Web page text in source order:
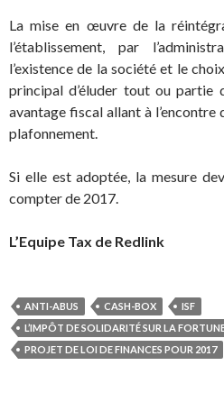
La mise en œuvre de la
l’établissement, par
l’existence de la société et le
principal d’éluder tout ou partie
avantage fiscal allant à l’encontre
plafonnement.
Si elle est adoptée, la mesure
compter de 2017.
L’Equipe Tax de Redlink
ANTI-ABUS CASH-BOX
ISF
L’IMPÔT DE SOLIDARITÉ SUR LA
PROJET DE LOI DE FINANCES POUR 2017